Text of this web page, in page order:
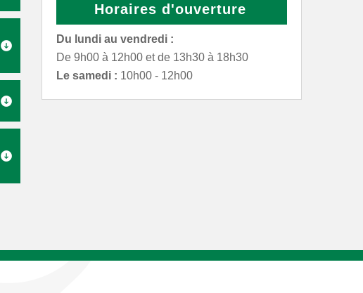
Horaires d'ouverture
Du lundi au vendredi :
De 9h00 à 12h00 et de 13h30 à 18h30
Le samedi : 10h00 - 12h00